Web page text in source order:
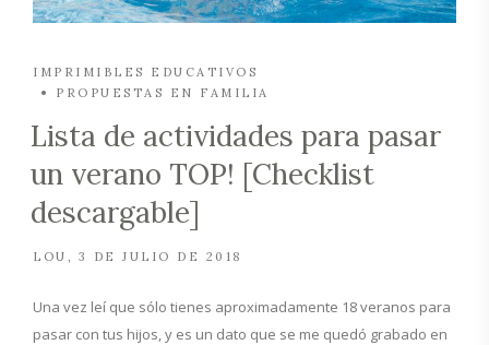
IMPRIMIBLES EDUCATIVOS
PROPUESTAS EN FAMILIA
Lista de actividades para pasar
un verano TOP! [Checklist
descargable]
LOU 3 DE JULIO DE 2018
Una vez leí que sólo tienes aproximadamente 18 veranos para
pasar con tus hijos, y es un dato que se me quedó grabado en